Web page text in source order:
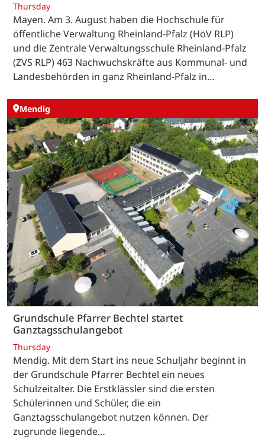
Thursday
Mayen. Am 3. August haben die Hochschule für
öffentliche Verwaltung Rheinland-Pfalz (HöV RLP)
und die Zentrale Verwaltungsschule Rheinland-Pfalz
(ZVS RLP) 463 Nachwuchskräfte aus Kommunal- und
Landesbehörden in ganz Rheinland-Pfalz in…
Mendig
Grundschule Pfarrer Bechtel startet
Ganztagsschulangebot
Thursday
Mendig. Mit dem Start ins neue Schuljahr beginnt in
der Grundschule Pfarrer Bechtel ein neues
Schulzeitalter. Die Erstklässler sind die ersten
Schülerinnen und Schüler, die ein
Ganztagsschulangebot nutzen können. Der
zugrunde liegende…